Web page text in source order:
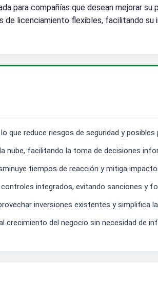
para compañías que desean mejorar
de licenciamiento flexibles, facilitando
que reduce riesgos de seguridad y
nube, facilitando la toma de decisiones
tiempos de reacción y mitiga
integrados, evitando sanciones y
inversiones existentes y simplifica
crecimiento del negocio sin necesidad de